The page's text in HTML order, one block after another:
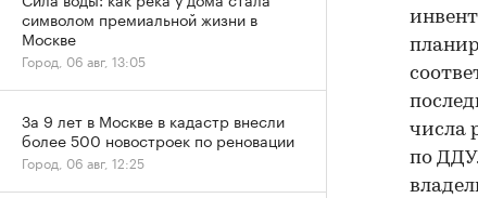
числа
по
символом премиальной жизни в
Москве
Город, 06 авг, 13:05
За 9 лет в Москве в кадастр внесли
более 500 новостроек по реновации
Город, 06 авг, 12:25